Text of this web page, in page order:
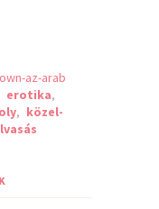
az-arab
erotika,
, közel-